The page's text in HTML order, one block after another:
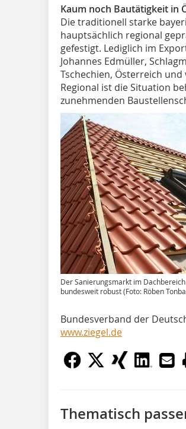
Kaum noch Bautätigkeit in
Die traditionell starke
hauptsächlich regional
gefestigt. Lediglich im
Johannes Edmüller,
Tschechien, Österreich
Regional ist die Situation
zunehmenden
Der Sanierungsmarkt im
bundesweit robust (Foto: Röben
Bundesverband der
www.ziegel.de
Thematisch